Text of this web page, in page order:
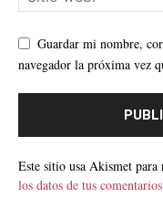
Guardar mi nombre,
navegador la próxima vez
Este sitio usa Akismet para
los datos de tus